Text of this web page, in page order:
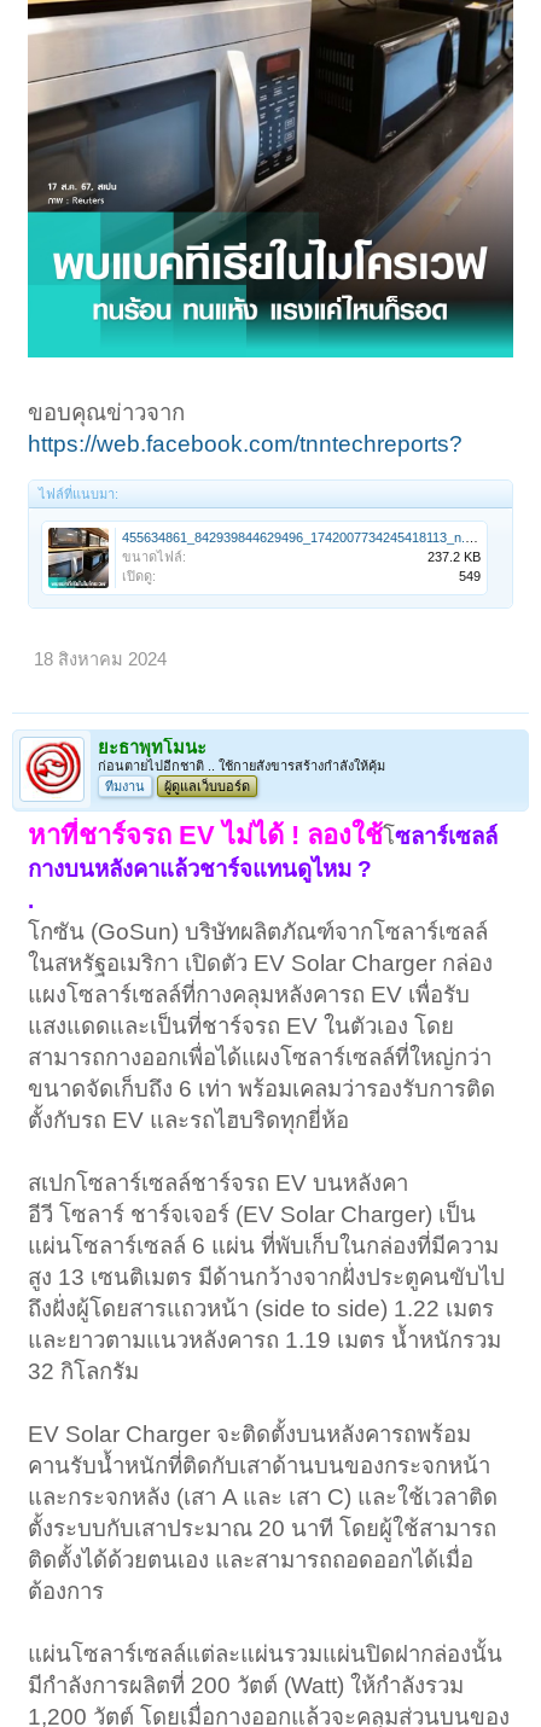
ขอบคุณข่าวจาก
https://web.facebook.com/tnntechreports?
ไฟล์ที่แนบมา:
ขนาดไฟล์:
237.2 KB
เปิดดู:
549
18 สิงหาคม 2024
ยะธาพุทโมนะ
ก่อนตายไปอีกชาติ .. ใช้กายสังขารสร้างกำลังให้คุ้ม
ทีมงาน
ผู้ดูแลเว็บบอร์ด
หาที่ชาร์จรถ EV ไม่ได้ ! ลองใช้โซลาร์เซลล์
กางบนหลังคาแล้วชาร์จแทนดูไหม ?
.
โกซัน (GoSun) บริษัทผลิตภัณฑ์จากโซลาร์เซลล์
ในสหรัฐอเมริกา เปิดตัว EV Solar Charger กล่อง
แผงโซลาร์เซลล์ที่กางคลุมหลังคารถ EV เพื่อรับ
แสงแดดและเป็นที่ชาร์จรถ EV ในตัวเอง โดย
สามารถกางออกเพื่อได้แผงโซลาร์เซลล์ที่ใหญ่กว่า
ขนาดจัดเก็บถึง 6 เท่า พร้อมเคลมว่ารองรับการติด
ตั้งกับรถ EV และรถไฮบริดทุกยี่ห้อ
สเปกโซลาร์เซลล์ชาร์จรถ EV บนหลังคา
อีวี โซลาร์ ชาร์จเจอร์ (EV Solar Charger) เป็น
แผ่นโซลาร์เซลล์ 6 แผ่น ที่พับเก็บในกล่องที่มีความ
สูง 13 เซนติเมตร มีด้านกว้างจากฝั่งประตูคนขับไป
ถึงฝั่งผู้โดยสารแถวหน้า (side to side) 1.22 เมตร
และยาวตามแนวหลังคารถ 1.19 เมตร น้ำหนักรวม
32 กิโลกรัม
EV Solar Charger จะติดตั้งบนหลังคารถพร้อม
คานรับน้ำหนักที่ติดกับเสาด้านบนของกระจกหน้า
และกระจกหลัง (เสา A และ เสา C) และใช้เวลาติด
ตั้งระบบกับเสาประมาณ 20 นาที โดยผู้ใช้สามารถ
ติดตั้งได้ด้วยตนเอง และสามารถถอดออกได้เมื่อ
ต้องการ
แผ่นโซลาร์เซลล์แต่ละแผ่นรวมแผ่นปิดฝากล่องนั้น
มีกำลังการผลิตที่ 200 วัตต์ (Watt) ให้กำลังรวม
1,200 วัตต์ โดยเมื่อกางออกแล้วจะคลุมส่วนบนของ